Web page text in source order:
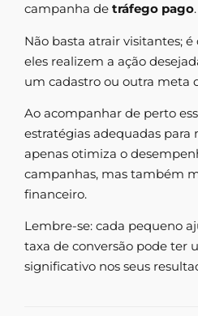
campanha de tráfego pago.
Não basta atrair visitantes;
eles realizem a ação
um cadastro ou outra meta
Ao acompanhar de perto
estratégias adequadas para
apenas otimiza o
campanhas, mas também
financeiro.
Lembre-se: cada pequeno
taxa de conversão pode ter
significativo nos seus